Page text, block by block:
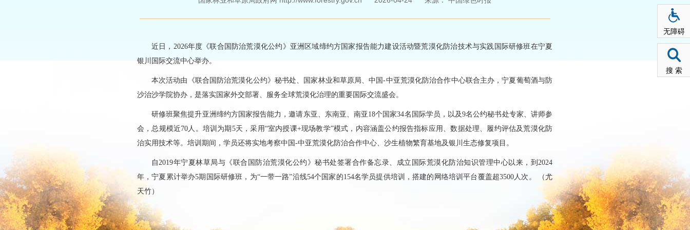
近日，2026年度《联合国防治荒漠化公约》亚洲区域缔约方国家报告能力建设活动暨荒漠化防治技术与实践国际研修班在宁夏
银川国际交流中心举办。
本次活动由《联合国防治荒漠化公约》秘书处、国家林业和草原局、中国-中亚荒漠化防治合作中心联合主办，宁夏葡萄酒与防
沙治沙学院协办，是落实国家外交部署、服务全球荒漠化治理的重要国际交流盛会。
研修班聚焦提升亚洲缔约方国家报告能力，邀请东亚、东南亚、南亚18个国家34名国际学员，以及9名公约秘书处专家、讲师参
会，总规模近70人。培训为期5天，采用“室内授课+现场教学”模式，内容涵盖公约报告指标应用、数据处理、履约评估及荒漠化防
治实用技术等。培训期间，学员还将实地考察中国-中亚荒漠化防治合作中心、沙生植物繁育基地及银川生态修复项目。
自2019年宁夏林草局与《联合国防治荒漠化公约》秘书处签署合作备忘录、成立国际荒漠化防治知识管理中心以来，到2024
年，宁夏累计举办5期国际研修班，为“一带一路”沿线54个国家的154名学员提供培训，搭建的网络培训平台覆盖超3500人次。 （尤
天竹）
无障碍
搜 索